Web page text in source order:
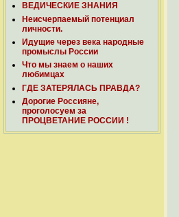
ВЕДИЧЕСКИЕ ЗНАНИЯ
Неисчерпаемый потенциал
личности.
Идущие через века народные
промыслы России
Что мы знаем о наших
любимцах
ГДЕ ЗАТЕРЯЛАСЬ ПРАВДА?
Дорогие Россияне,
проголосуем за
ПРОЦВЕТАНИЕ РОССИИ !